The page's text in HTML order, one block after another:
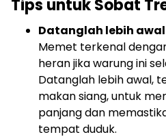
Tips untuk Sobat
Datanglah lebih
Memet terkenal
heran jika warung ini
Datanglah lebih awal,
makan siang, untuk
panjang dan
tempat duduk.